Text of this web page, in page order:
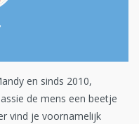
en sinds 2010,
de mens een beetje
vind je voornamelijk